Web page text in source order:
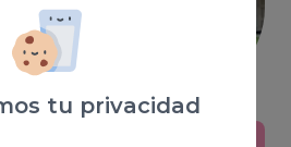
tu privacidad